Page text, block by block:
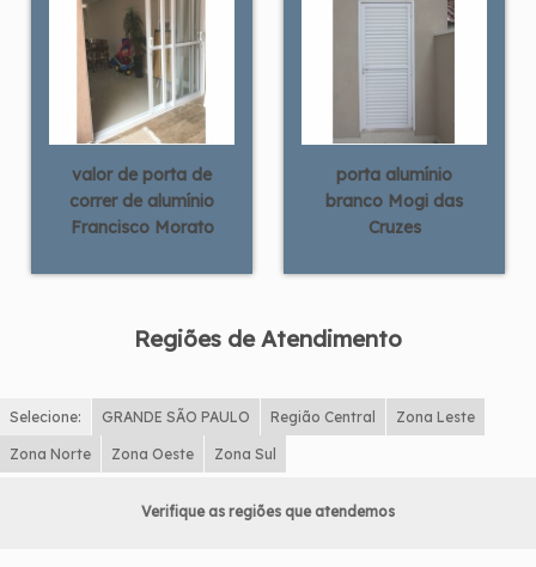
valor de porta de
correr de alumínio
Francisco Morato
porta alumínio
branco Mogi das
Cruzes
Regiões de Atendimento
Selecione: GRANDE SÃO PAULO Região Central Zona Leste
Zona Norte Zona Oeste Zona Sul
Verifique as regiões que atendemos